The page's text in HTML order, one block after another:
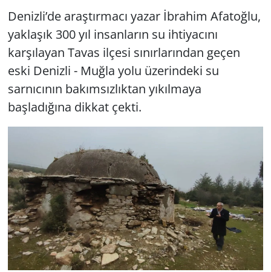
Denizli’de araştırmacı yazar İbrahim Afatoğlu,
yaklaşık 300 yıl insanların su ihtiyacını
karşılayan Tavas ilçesi sınırlarından geçen
eski Denizli - Muğla yolu üzerindeki su
sarnıcının bakımsızlıktan yıkılmaya
başladığına dikkat çekti.